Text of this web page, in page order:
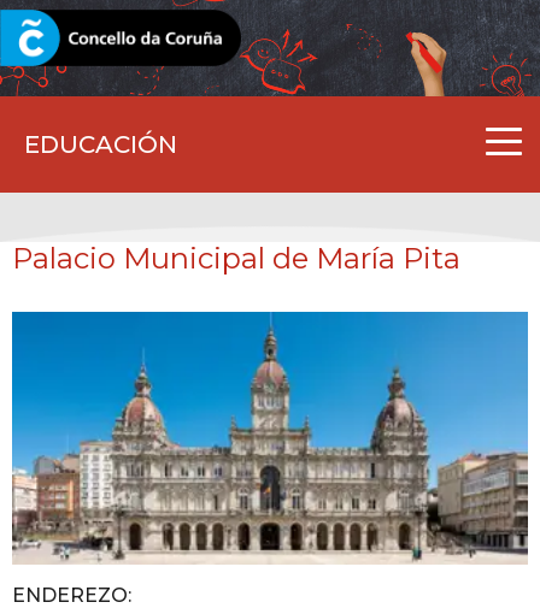
EDUCACIÓN
CORUNA.GAL
Palacio Municipal de María Pita
ENDEREZO: